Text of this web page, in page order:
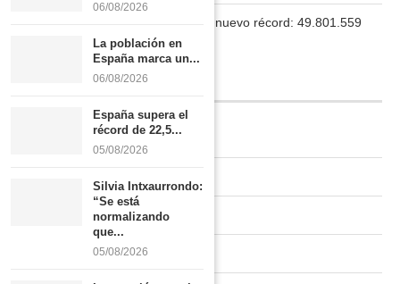
La población en España marca un nuevo récord: 49.801.559
INFORMACIÓN
Quiénes somos
Publicidad tarifas
06/08/2026
La población en
España marca un...
06/08/2026
España supera el
récord de 22,5...
05/08/2026
Silvia Intxaurrondo:
“Se está
normalizando
que...
05/08/2026